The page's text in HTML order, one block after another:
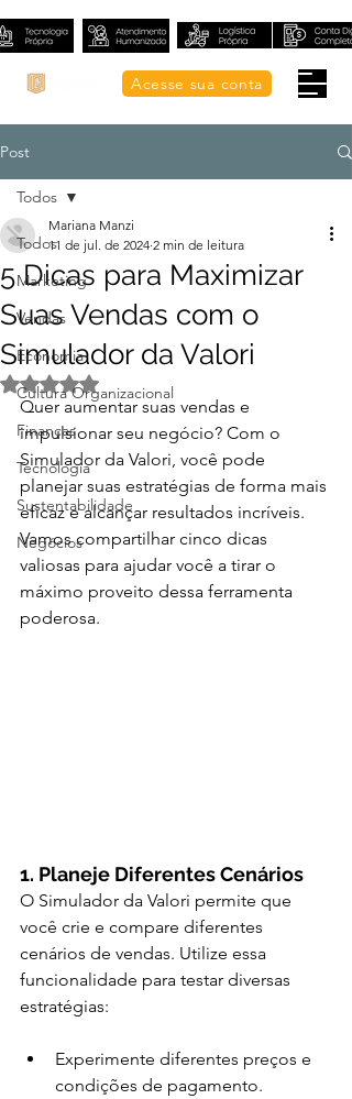
Acesse sua conta
Post
Todos
Marketing
Vendas
Economia
Cultura Organizacional
Finanças
Tecnologia
Sustentabilidade
Negócios
Todos
5 Dicas para Maximizar
Suas Vendas com o
Simulador da Valori
Mariana Manzi
11 de jul. de 2024 2 min de leitura
Avaliado com NaN de 5 estrelas.
Quer aumentar suas vendas e
impulsionar seu negócio? Com o
Simulador da Valori, você pode
planejar suas estratégias de forma mais
eficaz e alcançar resultados incríveis.
Vamos compartilhar cinco dicas
valiosas para ajudar você a tirar o
máximo proveito dessa ferramenta
poderosa.
1. Planeje Diferentes Cenários
O Simulador da Valori permite que
você crie e compare diferentes
cenários de vendas. Utilize essa
funcionalidade para testar diversas
estratégias:
Experimente diferentes preços e
condições de pagamento.